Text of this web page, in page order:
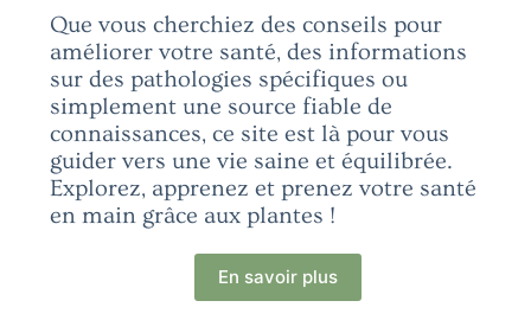
Que vous cherchiez des conseils pour
améliorer votre santé, des informations
sur des pathologies spécifiques ou
simplement une source fiable de
connaissances, ce site est là pour vous
guider vers une vie saine et équilibrée.
Explorez, apprenez et prenez votre santé
en main grâce aux plantes !
En savoir plus